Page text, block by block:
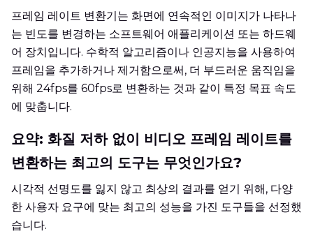
프레임 레이트 변환기는 화면에 연속적인 이미지가 나타나
는 빈도를 변경하는 소프트웨어 애플리케이션 또는 하드웨
어 장치입니다. 수학적 알고리즘이나 인공지능을 사용하여
프레임을 추가하거나 제거함으로써, 더 부드러운 움직임을
위해 24fps를 60fps로 변환하는 것과 같이 특정 목표 속도
에 맞춥니다.
요약: 화질 저하 없이 비디오 프레임 레이트를
변환하는 최고의 도구는 무엇인가요?
시각적 선명도를 잃지 않고 최상의 결과를 얻기 위해, 다양
한 사용자 요구에 맞는 최고의 성능을 가진 도구들을 선정했
습니다.